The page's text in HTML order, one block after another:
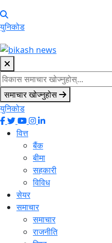
युनिकोड
समाचार खोज्नुहोस
युनिकोड
वित्त
बैंक
बीमा
सहकारी
विविध
सेयर
समाचार
समाचार
राजनीति